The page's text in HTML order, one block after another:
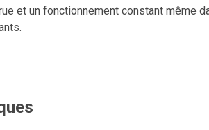
et un fonctionnement constant même